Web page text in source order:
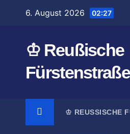
6. August 2026 02:27
♔ Reußische
Fürstenstraße
♔ REUSSISCHE